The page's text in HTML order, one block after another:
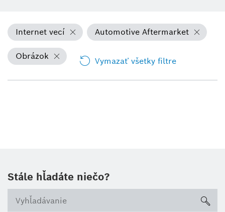
Internet vecí Automotive Aftermarket
Obrázok Vymazať všetky filtre
Stále hľadáte niečo?